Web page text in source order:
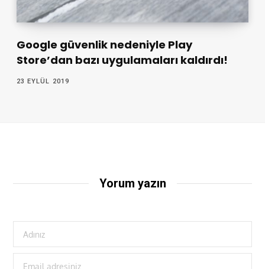
Google güvenlik nedeniyle Play
Store’dan bazı uygulamaları kaldırdı!
23 EYLÜL 2019
Yorum yazın